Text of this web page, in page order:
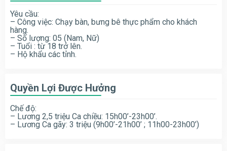
Yêu cầu:
– Công việc: Chạy bàn, bưng bê thực phẩm cho khách
hàng.
– Số lượng: 05 (Nam, Nữ)
– Tuổi : từ 18 trở lên.
– Hộ khẩu các tỉnh.
Quyền Lợi Được Hưởng
Chế độ:
– Lương 2,5 triệu Ca chiều: 15h00’-23h00’.
– Lương Ca gãy: 3 triệu (9h00’-21h00’ ; 11h00-23h00’)